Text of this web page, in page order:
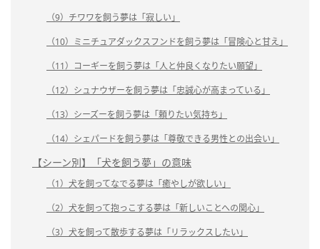
（9）チワワを飼う夢は「寂しい」
（10）ミニチュアダックスフンドを飼う夢は「冒険心と甘え」
（11）コーギーを飼う夢は「人と仲良くなりたい願望」
（12）シュナウザーを飼う夢は「忠誠心が高まっている」
（13）シーズーを飼う夢は「頼りたい気持ち」
（14）シェパードを飼う夢は「尊敬できる男性との出会い」
【シーン別】「犬を飼う夢」の意味
（1）犬を飼ってなでる夢は「癒やしが欲しい」
（2）犬を飼って抱っこする夢は「新しいことへの関心」
（3）犬を飼って散歩する夢は「リラックスしたい」